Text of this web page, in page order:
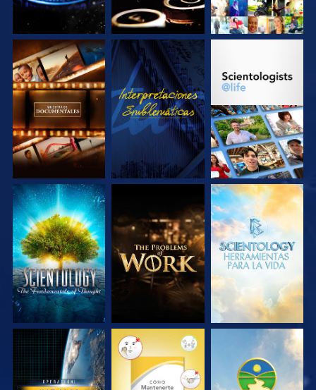
EXPLORA LAS
SERIES
VE
EXPLORA LAS
EXPLORA LAS
SERIES
EXPLORA LAS
SERIES
EXPLORA LAS
SERIES
VE VE VE